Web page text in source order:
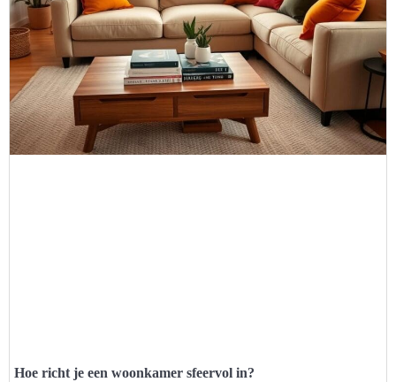
Hoe richt je een woonkamer sfeervol in?